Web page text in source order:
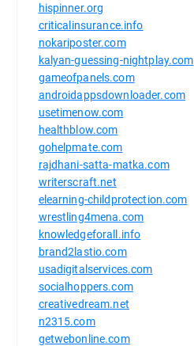
hispinner.org
criticalinsurance.info
nokariposter.com
kalyan-guessing-nightplay.com
gameofpanels.com
androidappsdownloader.com
usetimenow.com
healthblow.com
gohelpmate.com
rajdhani-satta-matka.com
writerscraft.net
elearning-childprotection.com
wrestling4mena.com
knowledgeforall.info
brand2lastio.com
usadigitalservices.com
socialhoppers.com
creativedream.net
n2315.com
getwebonline.com